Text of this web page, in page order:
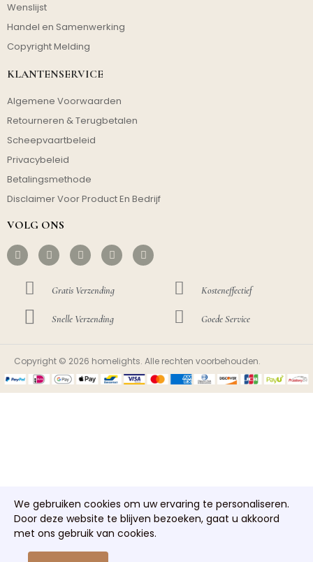
Wenslijst
Handel en Samenwerking
Copyright Melding
KLANTENSERVICE
Algemene Voorwaarden
Retourneren & Terugbetalen
Scheepvaartbeleid
Privacybeleid
Betalingsmethode
Disclaimer Voor Product En Bedrijf
VOLG ONS
Gratis Verzending Kosteneffectief
Snelle Verzending Goede Service
Copyright © 2026 homelights. Alle rechten voorbehouden.
We gebruiken cookies om uw ervaring te personaliseren.
Door deze website te blijven bezoeken, gaat u akkoord
met ons gebruik van cookies.